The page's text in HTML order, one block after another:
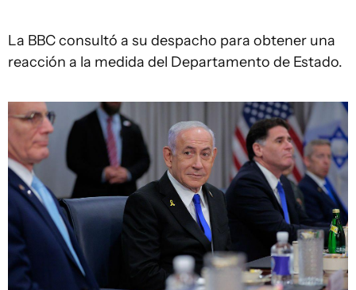
La BBC consultó a su despacho para obtener una
reacción a la medida del Departamento de Estado.